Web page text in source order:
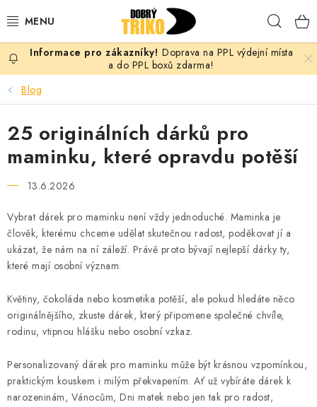
na
PRO ŽENY
PRO MUŽE
PRO DĚTI
VLASTNÍ MOTIV
MIKINY
Doprava na PPL výdejní místa
a do PPL boxů zdarma!
Blog
25 originálních dárků pro
maminku, které opravdu potěší
13.6.2026
Vybrat dárek pro maminku není vždy jednoduché. Maminka je
člověk, kterému chceme udělat skutečnou radost, poděkovat jí a
ukázat, že nám na ní záleží. Právě proto bývají nejlepší dárky ty,
které mají osobní význam.
Květiny, čokoláda nebo kosmetika potěší, ale pokud hledáte něco
originálnějšího, zkuste dárek, který připomene společné chvíle,
rodinu, vtipnou hlášku nebo osobní vzkaz.
Personalizovaný dárek pro maminku může být krásnou vzpomínkou,
praktickým kouskem i milým překvapením. Ať už vybíráte dárek k
narozeninám, Vánocům, Dni matek nebo jen tak pro radost,